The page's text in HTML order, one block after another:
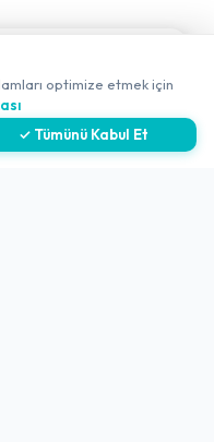
Adatepe Mah.
optimize etmek için
✓ Tümünü Kabul Et
✖